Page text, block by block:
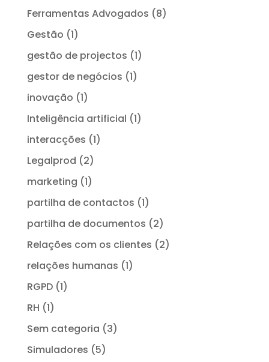
Ferramentas Advogados (8)
Gestão (1)
gestão de projectos (1)
gestor de negócios (1)
inovação (1)
Inteligência artificial (1)
interacções (1)
Legalprod (2)
marketing (1)
partilha de contactos (1)
partilha de documentos (2)
Relações com os clientes (2)
relações humanas (1)
RGPD(1)
RH (1)
Sem categoria (3)
Simuladores (5)